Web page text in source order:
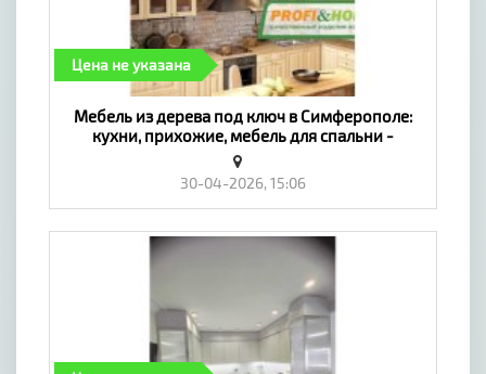
Цена не указана
Мебель из дерева под ключ в Симферополе:
кухни, прихожие, мебель для спальни -
«Мебель, интерьер»
30-04-2026, 15:06